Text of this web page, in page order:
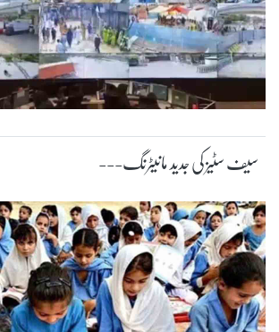
سیف سٹیز کی جدید مانیٹرنگ---